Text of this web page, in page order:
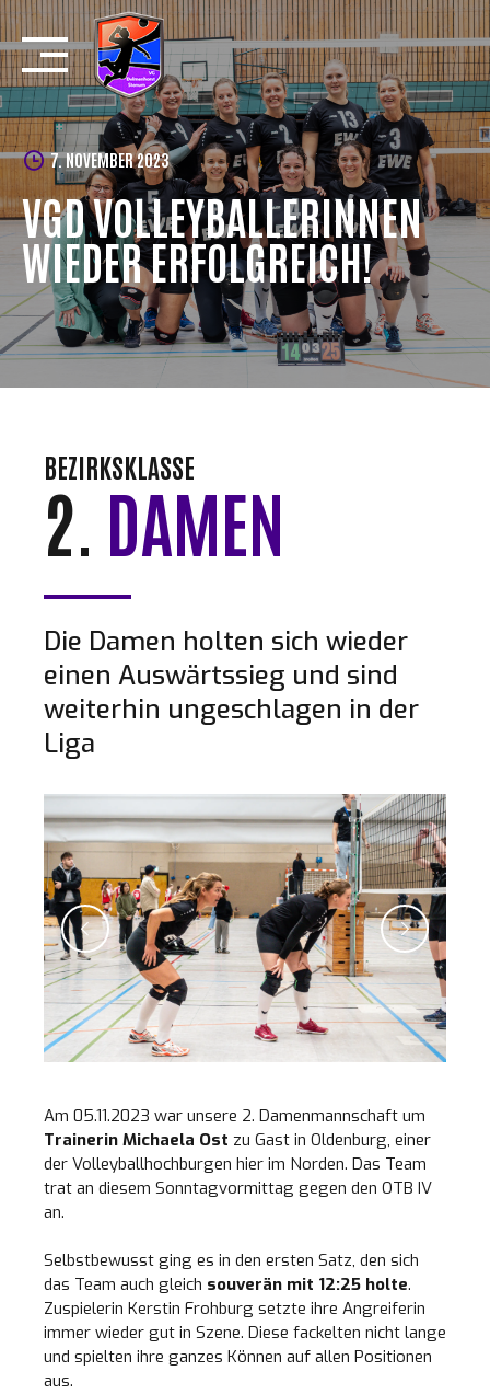
Skip
content
7. NOVEMBER 2023
VGD VOLLEYBALLERINNEN
WIEDER ERFOLGREICH!
BEZIRKSKLASSE
2. DAMEN
Die Damen holten sich wieder
einen Auswärtssieg und sind
weiterhin ungeschlagen in der
Liga
Am 05.11.2023 war unsere 2. Damenmannschaft um
Trainerin Michaela Ost zu Gast in Oldenburg, einer
der Volleyballhochburgen hier im Norden. Das Team
trat an diesem Sonntagvormittag gegen den OTB IV
an.
Selbstbewusst ging es in den ersten Satz, den sich
das Team auch gleich souverän mit 12:25 holte.
Zuspielerin Kerstin Frohburg setzte ihre Angreiferin
immer wieder gut in Szene. Diese fackelten nicht lange
und spielten ihre ganzes Können auf allen Positionen
aus.